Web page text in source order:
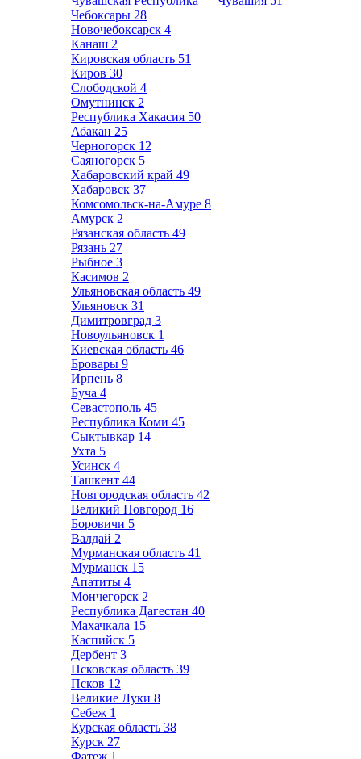
Чебоксары 28
Новочебоксарск 4
Канаш 2
Кировская область 51
Киров 30
Слободской 4
Омутнинск 2
Республика Хакасия 50
Абакан 25
Черногорск 12
Саяногорск 5
Хабаровский край 49
Хабаровск 37
Комсомольск-на-Амуре 8
Амурск 2
Рязанская область 49
Рязань 27
Рыбное 3
Касимов 2
Ульяновская область 49
Ульяновск 31
Димитровград 3
Новоульяновск 1
Киевская область 46
Бровары 9
Ирпень 8
Буча 4
Севастополь 45
Республика Коми 45
Сыктывкар 14
Ухта 5
Усинск 4
Ташкент 44
Новгородская область 42
Великий Новгород 16
Боровичи 5
Валдай 2
Мурманская область 41
Мурманск 15
Апатиты 4
Мончегорск 2
Республика Дагестан 40
Махачкала 15
Каспийск 5
Дербент 3
Псковская область 39
Псков 12
Великие Луки 8
Себеж 1
Курская область 38
Курск 27
Фатеж 1